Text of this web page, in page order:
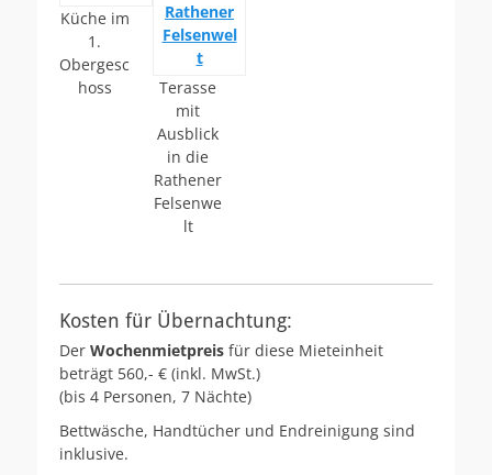
Küche im
1.
Obergesc
hoss
Terasse
mit
Ausblick
in die
Rathener
Felsenwe
lt
Kosten für Übernachtung:
Der Wochenmietpreis für diese Mieteinheit
beträgt 560,- € (inkl. MwSt.)
(bis 4 Personen, 7 Nächte)
Bettwäsche, Handtücher und Endreinigung sind
inklusive.